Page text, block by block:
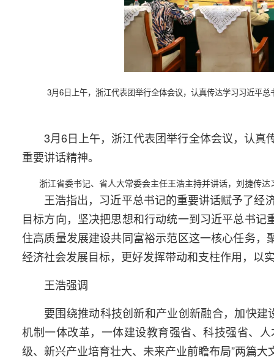
3月6日上午，浙江代表团举行全体会议，认真传达学习习近平
3月6日上午，浙江代表团举行全体会议，认
重要讲话精神。
浙江省委书记、省人大常委会主任王浩主持并讲话，刘捷传
王浩指出，习近平总书记的重要讲话赋予了经
目标方向，坚决把思想和行动统一到习近平总书
住高质量发展建设共同富裕示范区这一核心任务，
经济社会发展目标，更好发挥带动和支柱作用，以
王浩强调
要围绕推动科技创新和产业创新融合，加快
机制一体改革，一体建设教育强省、科技强省、
级、新兴产业培育壮大、未来产业前瞻布局”两篇